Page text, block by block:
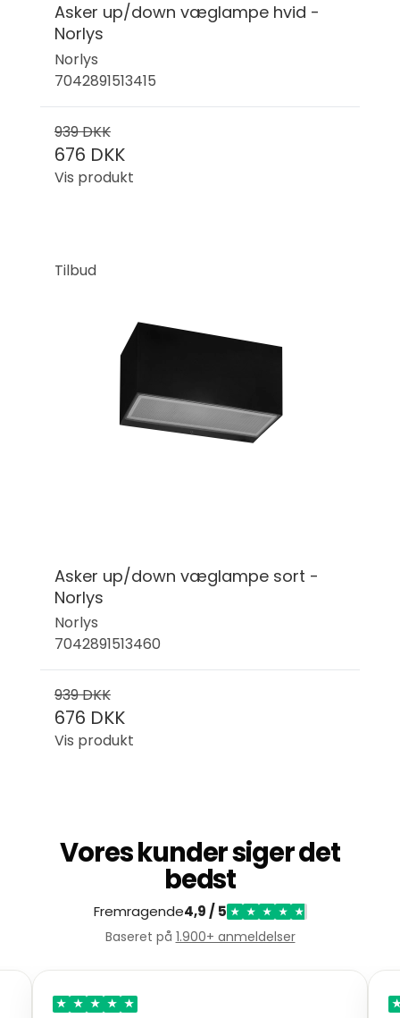
Asker up/down væglampe hvid -
Norlys
Norlys
7042891513415
939 DKK
676 DKK
Vis produkt
Tilbud
Asker up/down væglampe sort -
Norlys
Norlys
7042891513460
939 DKK
676 DKK
Vis produkt
Vores kunder siger det
bedst
Fremragende4,9 / 5 ★ ★ ★ ★ ★
Baseret på 1.900+ anmeldelser
★ ★ ★ ★ ★